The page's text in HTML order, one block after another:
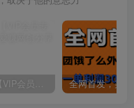
八一网创【VIP会员专属交流群】